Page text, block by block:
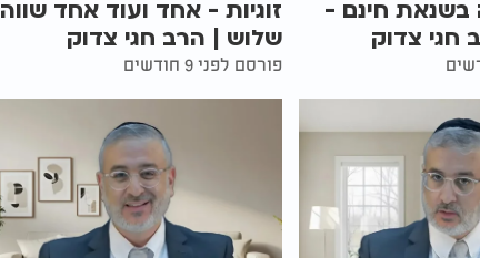
בשנאת חינם -
צדוק
זוגיות - אחד ועוד אחד שווה
שלוש | הרב חגי צדוק
פורסם לפני 9 חודשים